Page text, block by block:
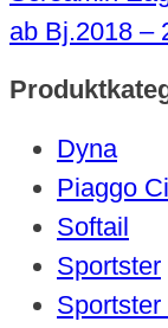
ab Bj.2018 –
Dyna
Piaggo
Softail
Sportster
Sportster